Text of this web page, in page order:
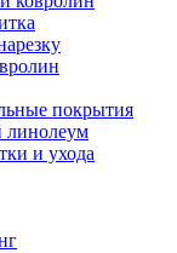
покрытия
и ухода